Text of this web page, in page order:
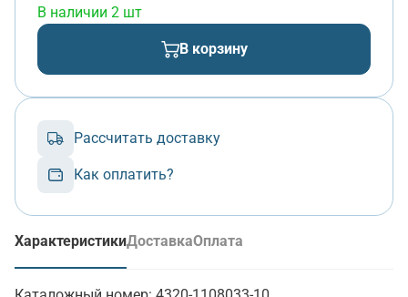
В наличии 2 шт
В корзину
Рассчитать доставку
Как оплатить?
Характеристики
(активная вкладка)
ДоставкаОплата